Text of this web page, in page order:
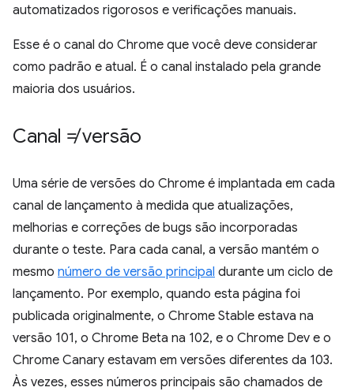
automatizados rigorosos e verificações manuais.
Esse é o canal do Chrome que você deve considerar
como padrão e atual. É o canal instalado pela grande
maioria dos usuários.
Canal ≠ versão
Uma série de versões do Chrome é implantada em cada
canal de lançamento à medida que atualizações,
melhorias e correções de bugs são incorporadas
durante o teste. Para cada canal, a versão mantém o
mesmo número de versão principal durante um ciclo de
lançamento. Por exemplo, quando esta página foi
publicada originalmente, o Chrome Stable estava na
versão 101, o Chrome Beta na 102, e o Chrome Dev e o
Chrome Canary estavam em versões diferentes da 103.
Às vezes, esses números principais são chamados de